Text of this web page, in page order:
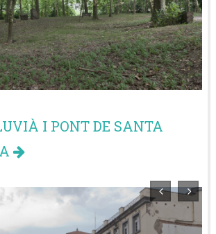
I PONT DE SANTA